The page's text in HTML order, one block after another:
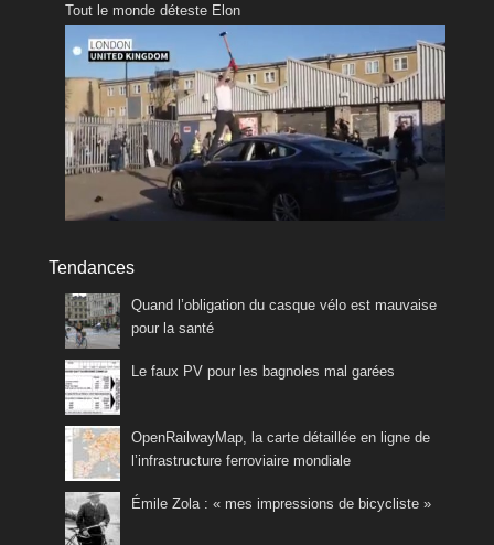
Tout le monde déteste Elon
Tendances
Quand l’obligation du casque vélo est mauvaise
pour la santé
Le faux PV pour les bagnoles mal garées
OpenRailwayMap, la carte détaillée en ligne de
l’infrastructure ferroviaire mondiale
Émile Zola : « mes impressions de bicycliste »